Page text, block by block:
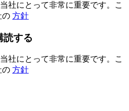
社にとって非常に重要です。こ
の 方針
読する
社にとって非常に重要です。こ
の 方針